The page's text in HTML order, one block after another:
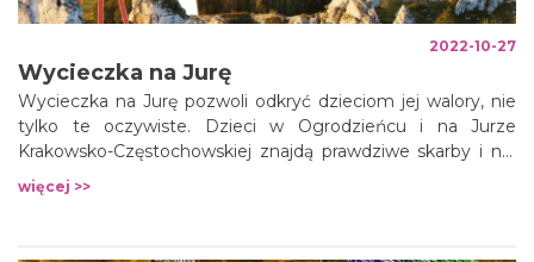
2022-10-27
Wycieczka na Jurę
Wycieczka na Jurę pozwoli odkryć dzieciom jej walory, nie
tylko te oczywiste. Dzieci w Ogrodzieńcu i na Jurze
Krakowsko-Częstochowskiej znajdą prawdziwe skarby i nie
będą to perły, złote dukaty ani kosztowne kamienie, które
w czasach przepychu widywane były na Zamku
więcej >>